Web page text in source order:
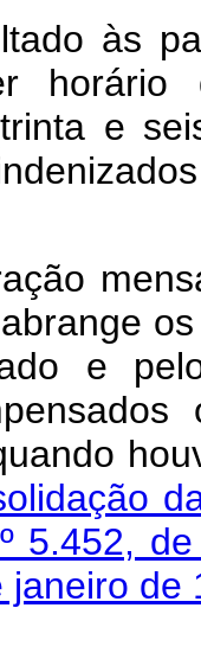
às
e
e
5.452,
janeiro de